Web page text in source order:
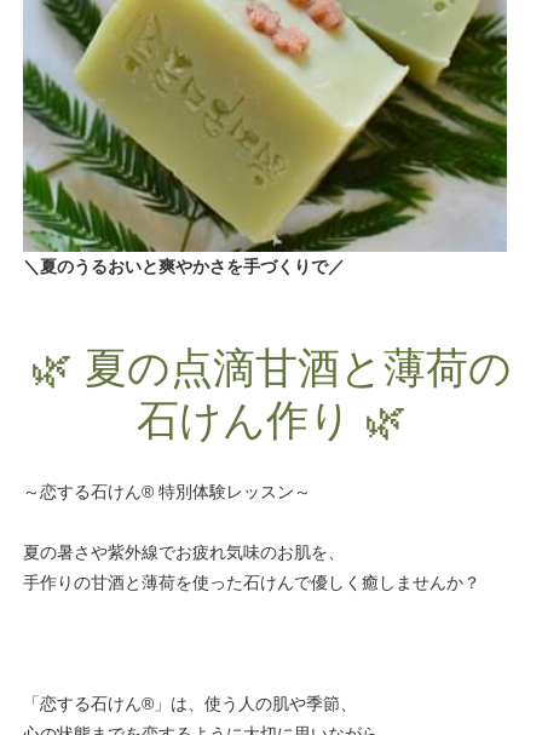
＼夏のうるおいと爽やかさを手づくりで／
🌿 夏の点滴甘酒と薄荷の
石けん作り 🌿
～恋する石けん® 特別体験レッスン～
夏の暑さや紫外線でお疲れ気味のお肌を、
手作りの甘酒と薄荷を使った石けんで優しく癒しませんか？
「恋する石けん®」は、使う人の肌や季節、